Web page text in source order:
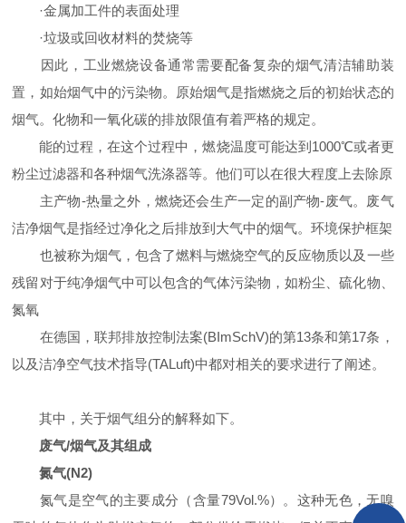
·金属加工件的表面处理
·垃圾或回收材料的焚烧等
因此，工业燃烧设备通常需要配备复杂的烟气清洁辅助装
置，如始烟气中的污染物。原始烟气是指燃烧之后的初始状态的
烟气。化物和一氧化碳的排放限值有着严格的规定。
能的过程，在这个过程中，燃烧温度可能达到1000℃或者更
粉尘过滤器和各种烟气洗涤器等。他们可以在很大程度上去除原
主产物-热量之外，燃烧还会生产一定的副产物-废气。废气
洁净烟气是指经过净化之后排放到大气中的烟气。环境保护框架
也被称为烟气，包含了燃料与燃烧空气的反应物质以及一些
残留对于纯净烟气中可以包含的气体污染物，如粉尘、硫化物、
氮氧
在德国，联邦排放控制法案(BImSchV)的第13条和第17条，
以及洁净空气技术指导(TALuft)中都对相关的要求进行了阐述。
其中，关于烟气组分的解释如下。
废气/烟气及其组成
氮气(N2)
氮气是空气的主要成分（含量79Vol.%）。这种无色，无嗅